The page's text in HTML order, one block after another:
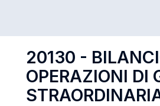
20130 -
OPERAZIONI DI